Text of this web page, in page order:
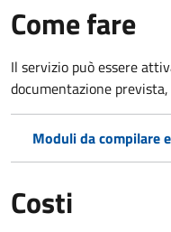
Come fare
Il servizio può essere
documentazione
Moduli da compilare
Costi